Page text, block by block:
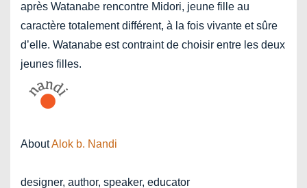
après Watanabe rencontre Midori, jeune fille au
caractère totalement différent, à la fois vivante et sûre
d’elle. Watanabe est contraint de choisir entre les deux
jeunes filles.
AboutAlok b. Nandi
designer, author, speaker, educator